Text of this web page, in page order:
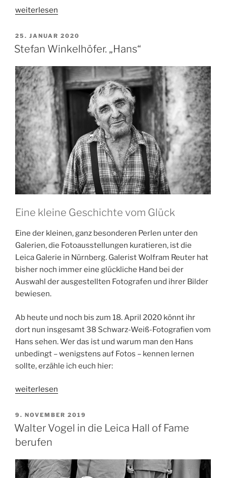
„Beat
stellt
in
aus“
weiterlesen
VERÖFFENTLICHT
AM
25. JANUAR 2020
Stefan Winkelhöfer. „Hans“
Eine kleine Geschichte vom Glück
Eine der kleinen, ganz besonderen Perlen unter den
Galerien, die Fotoausstellungen kuratieren, ist die
Leica Galerie in Nürnberg. Galerist Wolfram Reuter hat
bisher noch immer eine glückliche Hand bei der
Auswahl der ausgestellten Fotografen und ihrer Bilder
bewiesen.
Ab heute und noch bis zum 18. April 2020 könnt ihr
dort nun insgesamt 38 Schwarz-Weiß-Fotografien vom
Hans sehen. Wer das ist und warum man den Hans
unbedingt – wenigstens auf Fotos – kennen lernen
sollte, erzähle ich euch hier:
„Stefan
„Hans““
weiterlesen
VERÖFFENTLICHT
AM
9. NOVEMBER 2019
Walter Vogel in die Leica Hall of Fame
berufen